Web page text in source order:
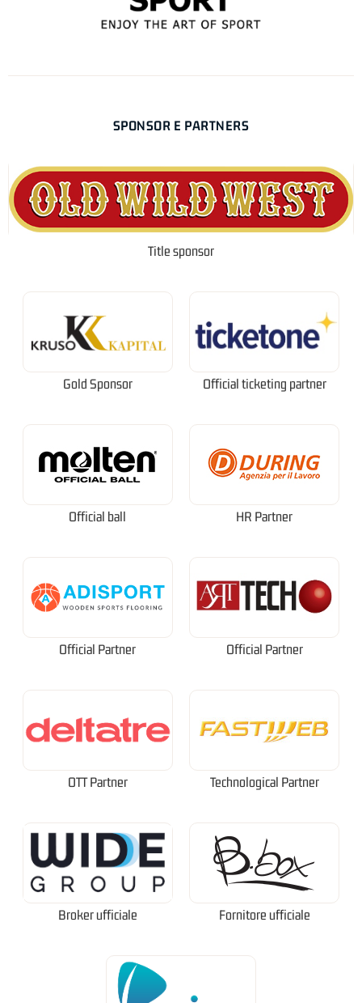
SPONSOR E PARTNERS
Title sponsor
Gold Sponsor Official ticketing partner
Official ball HR Partner
Official Partner Official Partner
OTT Partner Technological Partner
Broker ufficiale Fornitore ufficiale